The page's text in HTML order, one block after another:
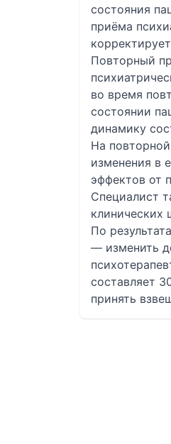
состояния
приёма
Повторный
во время
состоянии
динамику
На
изменения в
эффектов от
Специалист
клинических
По
— изменить
составляет
принять